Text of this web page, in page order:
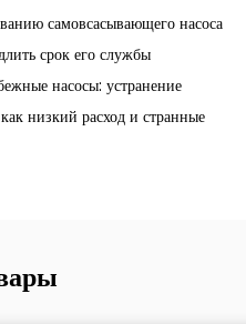
самовсасывающего насоса
срок его службы
насосы: устранение
низкий расход и странные